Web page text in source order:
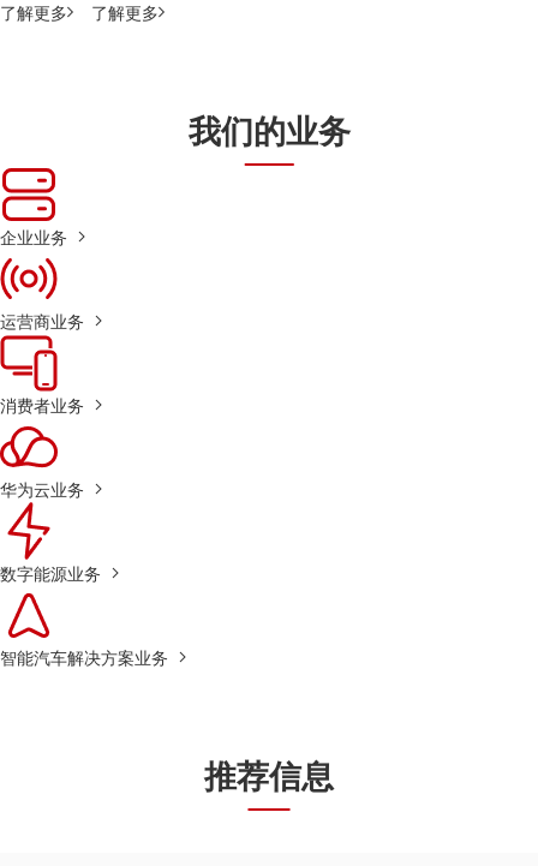
了解更多
了解更多
我们的业务
企业业务
运营商业务
消费者业务
华为云业务
数字能源业务
智能汽车解决方案业务
推荐信息